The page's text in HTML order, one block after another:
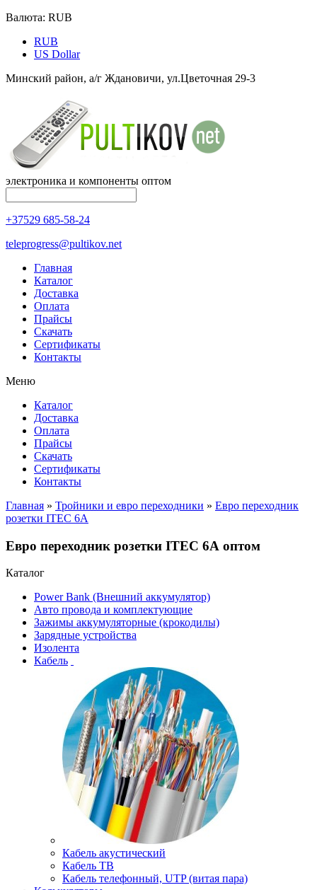
Валюта: RUB
RUB
US Dollar
Минский район, а/г Ждановичи, ул.Цветочная 29-3
электроника и компоненты оптом
+37529 685-58-24
teleprogress@pultikov.net
Главная
Каталог
Доставка
Оплата
Прайсы
Cкачать
Сертификаты
Контакты
Меню
Каталог
Доставка
Оплата
Прайсы
Cкачать
Сертификаты
Контакты
Главная » Тройники и евро переходники » Евро переходник
розетки ITEC 6А
Евро переходник розетки ITEC 6А оптом
Каталог
Power Bank (Внешний аккумулятор)
Авто провода и комплектующие
Зажимы аккумуляторные (крокодилы)
Зарядные устройства
Изолента
Кабель
Кабель акустический
Кабель ТВ
Кабель телефонный, UTP (витая пара)